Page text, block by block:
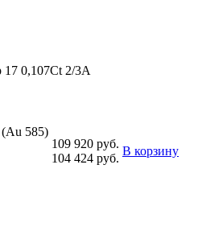
17 0,107Ct 2/3А
585)
109 920 руб.
104 424 руб.
В корзину